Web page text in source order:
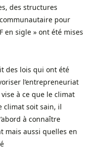
des structures
pour
en sigle » ont été mises
des lois qui ont été
l’entrepreneuriat
à ce que le climat
climat soit sain, il
à connaître
mais aussi quelles en